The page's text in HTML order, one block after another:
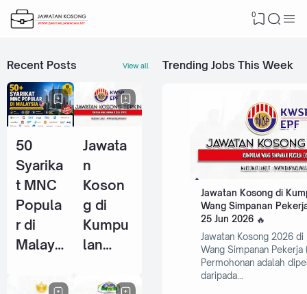
0
Recent Posts View all
50
Syarika
t MNC
Popula
r di
Malays
Selalu
Jawata
n
Koson
g di
Kumpu
lan
Simpan
Trending Jobs This Week
Jawatan Kosong di
Wang Simpanan
25 Jun 2026
Jawatan Kosong 2026 di
Wang Simpanan Pekerja
Permohonan adalah
daripada…